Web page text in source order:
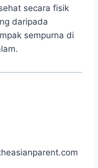
secara fisik
daripada
sempurna di